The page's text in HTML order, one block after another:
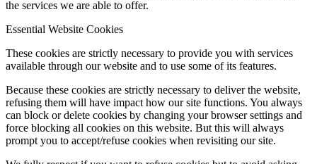
the services we are able to offer.
Essential Website Cookies
These cookies are strictly necessary to provide you with services
available through our website and to use some of its features.
Because these cookies are strictly necessary to deliver the website,
refusing them will have impact how our site functions. You always
can block or delete cookies by changing your browser settings and
force blocking all cookies on this website. But this will always
prompt you to accept/refuse cookies when revisiting our site.